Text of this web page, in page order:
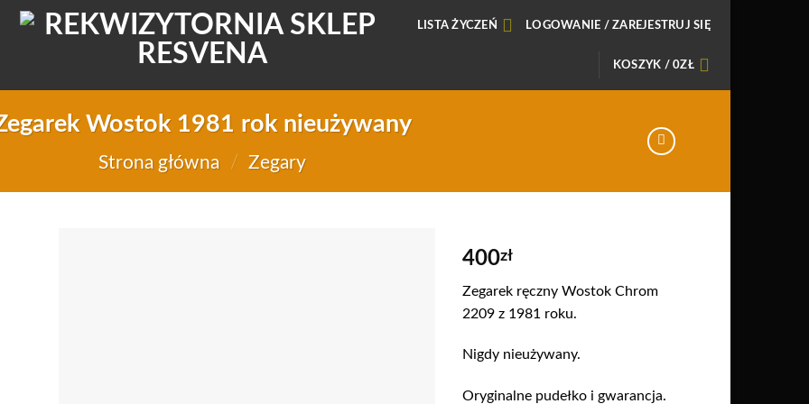
LISTA ŻYCZEŃ LOGOWANIE / ZAREJESTRUJ SIĘ
KOSZYK /0ZŁ
Wostok 1981 rok nieużywany
Strona główna / Zegary
400zł
Zegarek ręczny Wostok Chrom
2209 z 1981 roku.
Nigdy nieużywany.
Oryginalne pudełko i gwarancja.